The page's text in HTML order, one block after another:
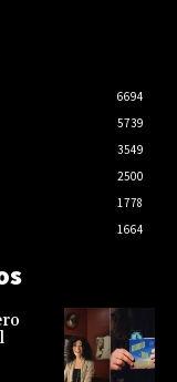
6694
5739
3549
2500
1778
1664